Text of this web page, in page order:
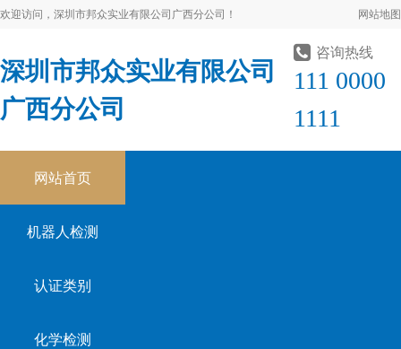
欢迎访问，深圳市邦众实业有限公司广西分公司！ 网站地图
深圳市邦众实业有限公司
广西分公司
咨询热线
111 0000
1111
网站首页
机器人检测
认证类别
化学检测